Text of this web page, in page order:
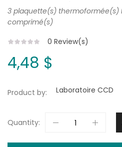
3 plaquette(s) thermoformée(s)
comprimé(s)
0 Review(s)
4,48 $
Product by: Laboratoire CCD
Quantity: